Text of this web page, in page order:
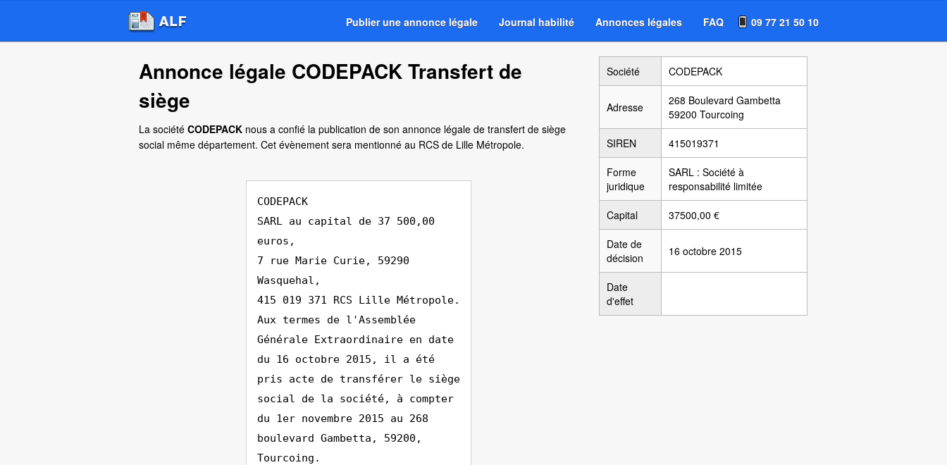
Publier une annonce légale Journal habilité Annonces légales FAQ 09 77 21 50 10
Annonce légale CODEPACK Transfert de
siège
La société CODEPACK nous a confié la publication de son annonce légale de transfert de siège
social même département. Cet évènement sera mentionné au RCS de Lille Métropole.
CODEPACK
SARL au capital de 37 500,00
euros,
7 rue Marie Curie, 59290
Wasquehal,
415 019 371 RCS Lille Métropole.
Aux termes de l'Assemblée
Générale Extraordinaire en date
du 16 octobre 2015, il a été
pris acte de transférer le siège
social de la société, à compter
du 1er novembre 2015 au 268
boulevard Gambetta, 59200,
Tourcoing.
Société CODEPACK
Adresse
268 Boulevard Gambetta
59200 Tourcoing
SIREN 415019371
Forme
juridique
SARL : Société à
responsabilité limitée
Capital 37500,00 €
Date de
décision
16 octobre 2015
Date
d'effet